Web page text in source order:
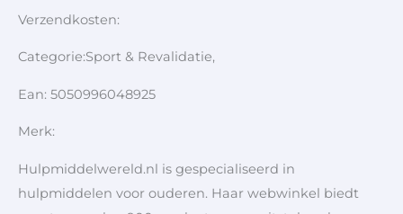
Verzendkosten:
Categorie:Sport & Revalidatie,
Ean: 5050996048925
Merk:
Hulpmiddelwereld.nl is gespecialiseerd in
hulpmiddelen voor ouderen. Haar webwinkel biedt